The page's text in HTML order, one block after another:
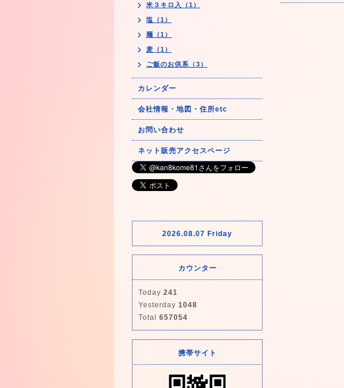
米３キロ入（1）
塩（1）
麺（1）
麦（1）
ご飯のお供系（3）
カレンダー
会社情報・地図・住所etc
お問い合わせ
ネット販売アクセスページ
2026.08.07 Friday
カウンター
Today 241
Yesterday 1048
Total 657054
携帯サイト